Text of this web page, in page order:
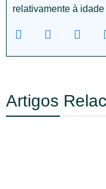
relativamente à
Artigos